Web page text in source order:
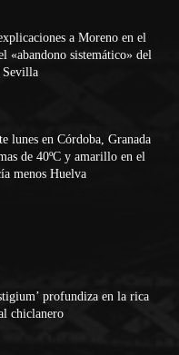
a Moreno en el
«abandono sistemático» del
Sevilla
lunes en Córdoba, Granada
de 40ºC y amarillo en el
menos Huelva
profundiza en la rica
chiclanero